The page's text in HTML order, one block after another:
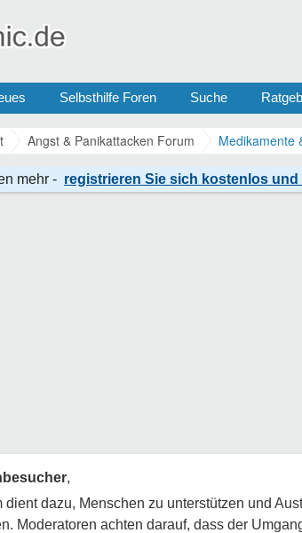
Selbsthilfe Foren Suche
Angst & Panikattacken Forum Medikamente
,
dient dazu, Menschen zu unterstützen und
Moderatoren achten darauf, dass der